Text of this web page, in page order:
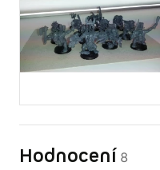
Hodnocení 8